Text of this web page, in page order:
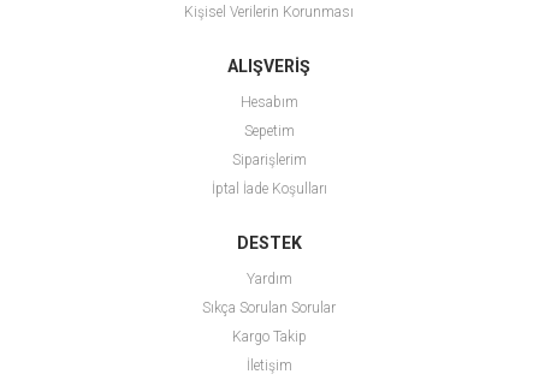
Kişisel Verilerin Korunması
ALIŞVERİŞ
Hesabım
Sepetim
Siparişlerim
İptal İade Koşulları
DESTEK
Yardım
Sıkça Sorulan Sorular
Kargo Takip
İletişim